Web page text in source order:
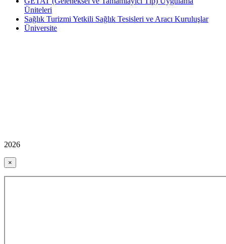
Üniteleri
Sağlık Turizmi Yetkili Sağlık Tesisleri ve Aracı Kuruluşlar
Üniversite
2026
×